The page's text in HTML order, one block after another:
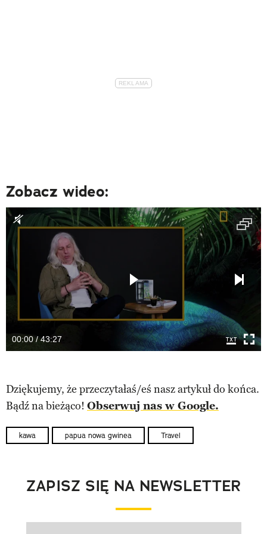
Zobacz wideo:
00:00 / 43:27
Dziękujemy, że przeczytałaś/eś nasz artykuł do końca.
Bądź na bieżąco! Obserwuj nas w Google.
kawa papua nowa gwinea Travel
ZAPISZ SIĘ NA NEWSLETTER